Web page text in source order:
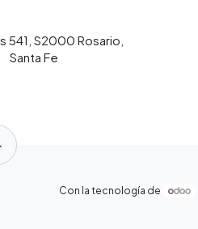
541, S2000 Rosario,
Santa Fe
Con la tecnología de